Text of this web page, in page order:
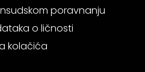
poravnanju
o ličnosti
kolačića